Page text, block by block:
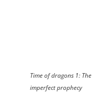
Time of dragons 1: The
imperfect prophecy